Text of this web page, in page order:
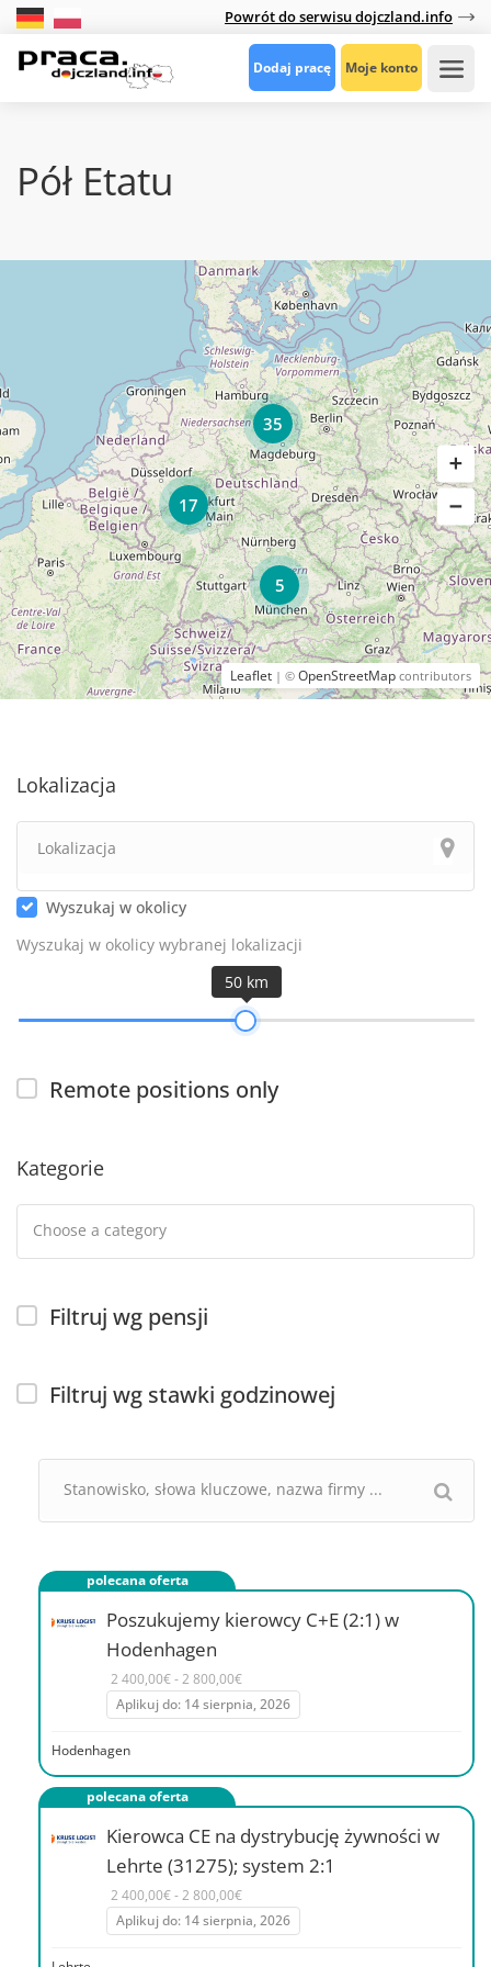
Powrót do serwisu dojczland.info
Dodaj pracę Moje konto
Pół Etatu
5
35
17
Leaflet | © OpenStreetMap contributors
Lokalizacja
Wyszukaj w okolicy
Wyszukaj w okolicy wybranej lokalizacji
50 km
Remote positions only
Kategorie
Filtruj wg pensji
Filtruj wg stawki godzinowej
polecana oferta
Poszukujemy kierowcy C+E (2:1) w
Hodenhagen
2 400,00€ - 2 800,00€
Aplikuj do: 14 sierpnia, 2026
Hodenhagen
polecana oferta
Kierowca CE na dystrybucję żywności w
Lehrte (31275); system 2:1
2 400,00€ - 2 800,00€
Aplikuj do: 14 sierpnia, 2026